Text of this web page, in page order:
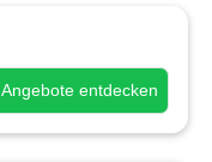
Angebote entdecken